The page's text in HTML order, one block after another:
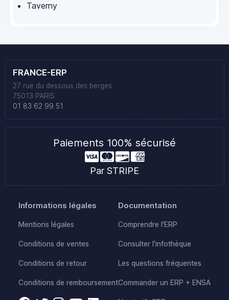
Taverny
FRANCE-ERP
27 rue du dessous des berges
75013 PARIS
01 83 62 99 51
Paiements 100% sécurisé
Par STRIPE
Informations légales
Mentions légales
Conditions de ventes
Conditions de retour
Conditions de remboursement
Documentation
Comprendre l'ERP
Consulter l'infothèque
Les questions fréquentes
Commander un ERP + ENSA